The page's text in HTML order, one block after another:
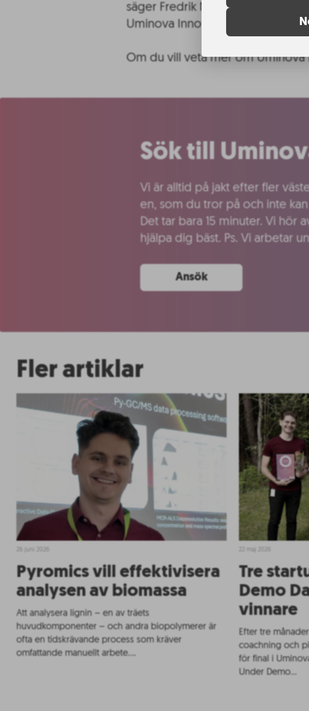
säger Fredrik Nyström,
Uminova Innovation.
Om du vill veta mer om
Sök till
Vi är alltid på jakt efter fler
en, som du tror på och inte
Det tar bara 15 minuter. Vi hör
hjälpa dig bäst. Ps. Vi arbetar
Ansök
Fler artiklar
Pyromics vill effektivisera
analysen av biomassa
Att analysera lignin – en av träets
huvudkomponenter – och andra biopolymerer är
ofta en tidskrävande process som kräver
omfattande manuellt arbete….
Tre
Demo
vinnare
Efter tre
coachning och
för final i
Under Demo…